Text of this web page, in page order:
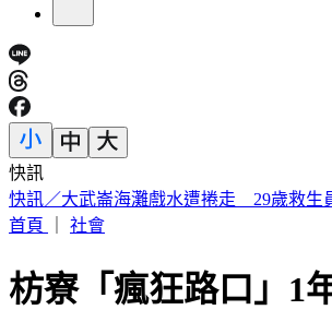
快訊
台股急彈是假象？杜金龍示警：震盪還沒
首頁
社會
枋寮「瘋狂路口」1